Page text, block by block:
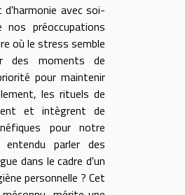
avec soi-
préoccupations
où le stress semble
des moments de
pour maintenir
les rituels de
et intègrent de
pour notre
parler des
dans le cadre d'un
personnelle ? Cet